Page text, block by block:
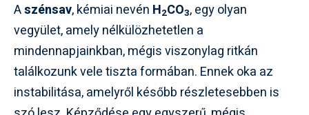
Aszénsav, kémiai nevén H2CO3, egy olyan
vegyület, amely nélkülözhetetlen a
mindennapjainkban, mégis viszonylag ritkán
találkozunk vele tiszta formában. Ennek oka az
instabilitása, amelyről később részletesebben is